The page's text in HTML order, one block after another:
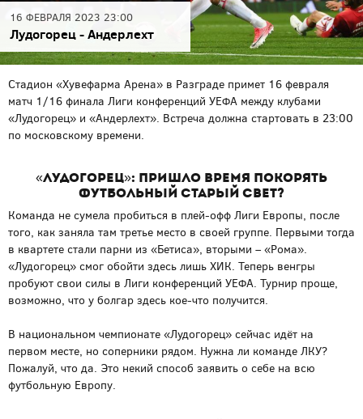
16 ФЕВРАЛЯ 2023 23:00
Лудогорец - Андерлехт
Стадион «Хувефарма Арена» в Разграде примет 16 февраля
матч 1/16 финала Лиги конференций УЕФА между клубами
«Лудогорец» и «Андерлехт». Встреча должна стартовать в 23:00
по московскому времени.
«Лудогорец»: пришло время покорять
футбольный Старый Свет?
Команда не сумела пробиться в плей-офф Лиги Европы, после
того, как заняла там третье место в своей группе. Первыми тогда
в квартете стали парни из «Бетиса», вторыми – «Рома».
«Лудогорец» смог обойти здесь лишь ХИК. Теперь венгры
пробуют свои силы в Лиги конференций УЕФА. Турнир проще,
возможно, что у болгар здесь кое-что получится.
В национальном чемпионате «Лудогорец» сейчас идёт на
первом месте, но соперники рядом. Нужна ли команде ЛКУ?
Пожалуй, что да. Это некий способ заявить о себе на всю
футбольную Европу.